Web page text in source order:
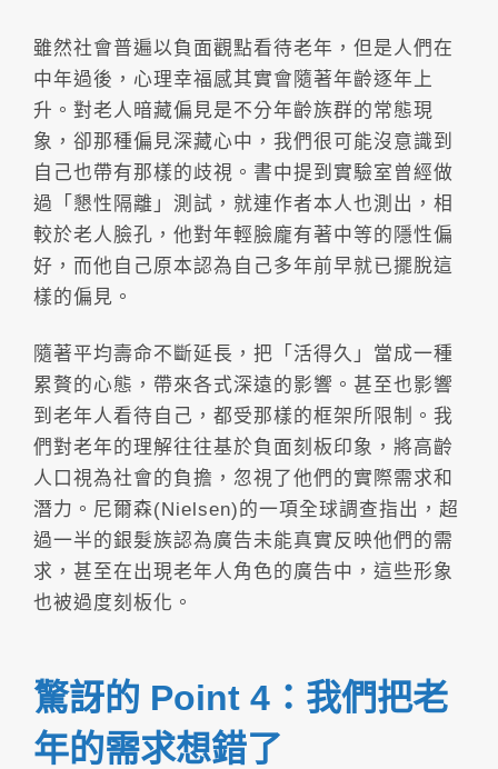
雖然社會普遍以負面觀點看待老年，但是人們在
中年過後，心理幸福感其實會隨著年齡逐年上
升。對老人暗藏偏見是不分年齡族群的常態現
象，卻那種偏見深藏心中，我們很可能沒意識到
自己也帶有那樣的歧視。書中提到實驗室曾經做
過「懇性隔離」測試，就連作者本人也測出，相
較於老人臉孔，他對年輕臉龐有著中等的隱性偏
好，而他自己原本認為自己多年前早就已擺脫這
樣的偏見。
隨著平均壽命不斷延長，把「活得久」當成一種
累贅的心態，帶來各式深遠的影響。甚至也影響
到老年人看待自己，都受那樣的框架所限制。我
們對老年的理解往往基於負面刻板印象，將高齡
人口視為社會的負擔，忽視了他們的實際需求和
潛力。尼爾森(Nielsen)的一項全球調查指出，超
過一半的銀髮族認為廣告未能真實反映他們的需
求，甚至在出現老年人角色的廣告中，這些形象
也被過度刻板化。
驚訝的 Point 4：我們把老
年的需求想錯了